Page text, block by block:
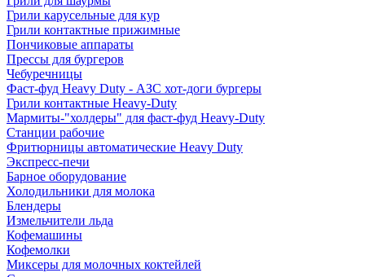
Грили карусельные для кур
Грили контактные прижимные
Пончиковые аппараты
Прессы для бургеров
Чебуречницы
Фаст-фуд Heavy Duty - АЗС хот-доги бургеры
Грили контактные Heavy-Duty
Мармиты-"холдеры" для фаст-фуд Heavy-Duty
Станции рабочие
Фритюрницы автоматические Heavy Duty
Экспресс-печи
Барное оборудование
Холодильники для молока
Блендеры
Измельчители льда
Кофемашины
Кофемолки
Миксеры для молочных коктейлей